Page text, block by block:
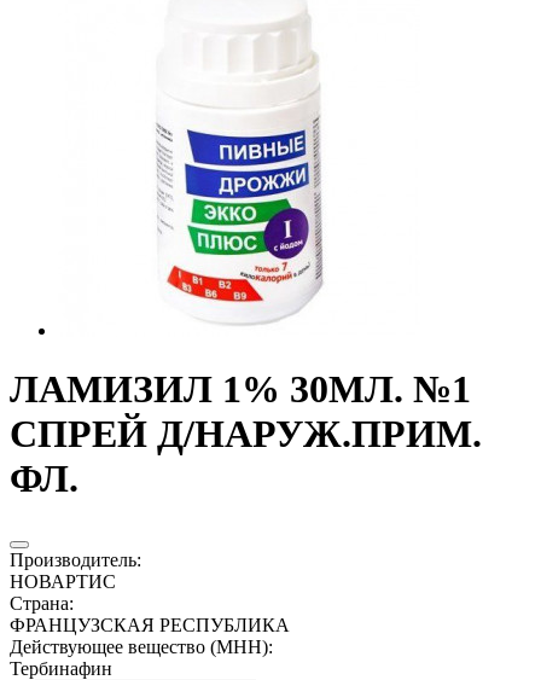
ЛАМИЗИЛ 1% 30МЛ. №1
СПРЕЙ Д/НАРУЖ.ПРИМ.
ФЛ.
Производитель:
НОВАРТИС
Страна:
ФРАНЦУЗСКАЯ РЕСПУБЛИКА
Действующее вещество (МНН):
Тербинафин